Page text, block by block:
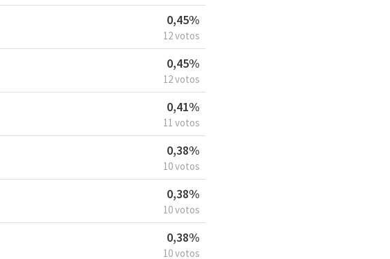
0,45%
12 votos
0,45%
12 votos
0,41%
11 votos
0,38%
10 votos
0,38%
10 votos
0,38%
10 votos